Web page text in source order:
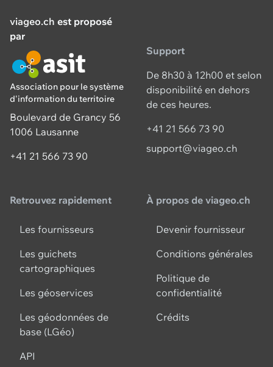
viageo.ch est proposé
par
Association pour le système
d'information du territoire
Boulevard de Grancy 56
1006 Lausanne
+41 21 566 73 90
Support
De 8h30 à 12h00 et selon
disponibilité en dehors
de ces heures.
+41 21 566 73 90
support@viageo.ch
Retrouvez rapidement
Les fournisseurs
Les guichets
cartographiques
Les géoservices
Les géodonnées de
base (LGéo)
API
À propos de viageo.ch
Devenir fournisseur
Conditions générales
Politique de
confidentialité
Crédits